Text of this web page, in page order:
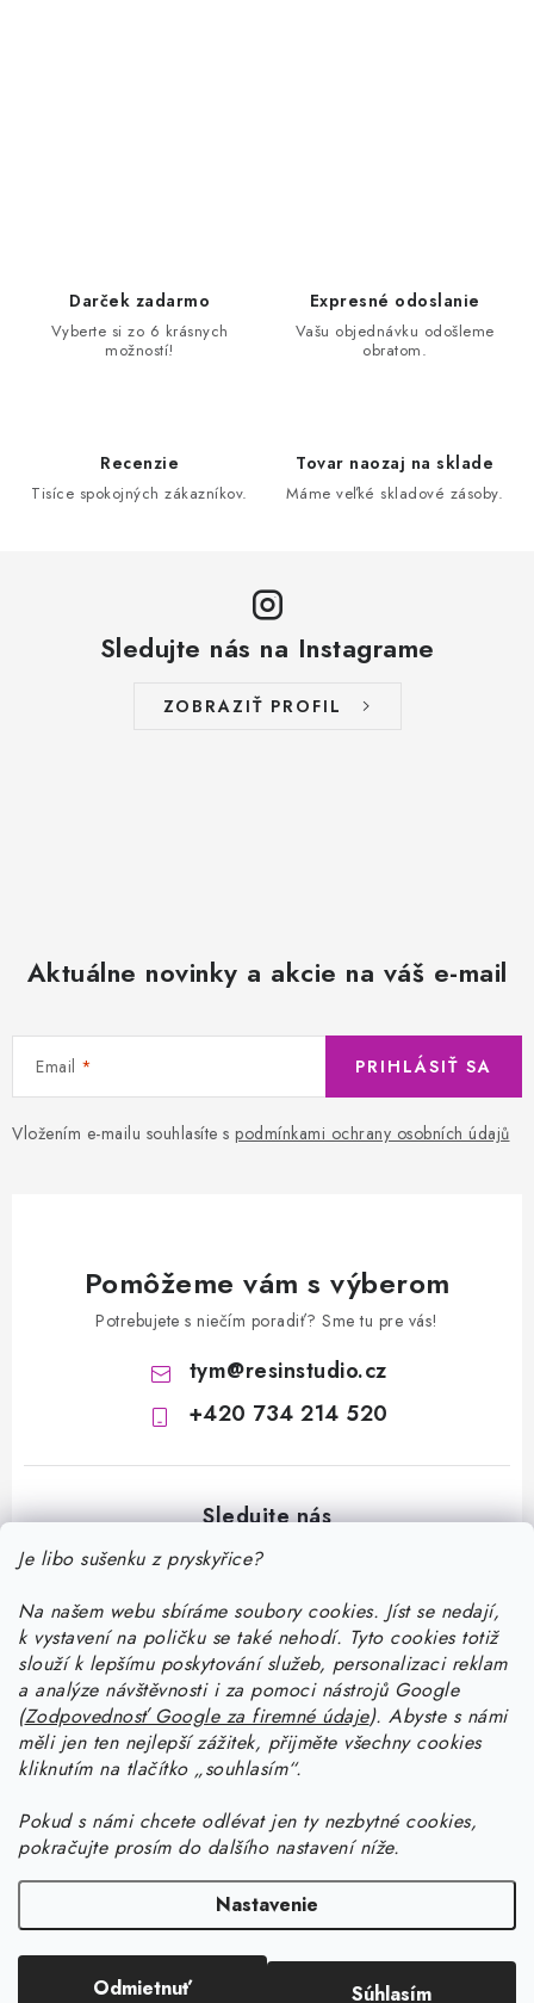
Je libo sušenku z pryskyřice?
Na našem webu sbíráme soubory cookies. Jíst se nedají,
k vystavení na poličku se také nehodí. Tyto cookies totiž
slouží k lepšímu poskytování služeb, personalizaci reklam
a analýze návštěvnosti i za pomoci nástrojů Google
(Zodpovednosť Google za firemné údaje). Abyste s námi
měli jen ten nejlepší zážitek, přijměte všechny cookies
kliknutím na tlačítko „souhlasím“.
Pokud s námi chcete odlévat jen ty nezbytné cookies,
pokračujte prosím do dalšího nastavení níže.
Nastavenie
Odmietnuť Súhlasím
Darček zadarmo
Vyberte si zo 6 krásnych
možností!
Expresné odoslanie
Vašu objednávku odošleme
obratom.
Recenzie
Tisíce spokojných zákazníkov.
Tovar naozaj na sklade
Máme veľké skladové zásoby.
Sledujte nás na Instagrame
ZOBRAZIŤ PROFIL
Aktuálne novinky a akcie na váš e-mail
Email
Vložením e-mailu souhlasíte s podmínkami ochrany osobních údajů
PRIHLÁSIŤ SA
Pomôžeme vám s výberom
Potrebujete s niečím poradiť? Sme tu pre vás!
tym@resinstudio.cz
+420 734 214 520
Informace pro vás
Doprava a platba
Stav objednávky
Sledujte nás
Ako pracovať so živicou
Začnite tvoriť so živicou: stiahnite si zadarmo e-book pre
začiatočníkov
Ako dlho tvrdne živica a ako urýchliť tvrdnutie živice?
Ako vybrať živicu — rádca na výber živice
Návody na výrobky zo živice
Začnite tvoriť so živicou: stiahnite si zadarmo e-book pre
Ako vyrobiť šperk z UV živice s krčeným efektom
. Všetky práva vyhradené.Upraviť nastavenie